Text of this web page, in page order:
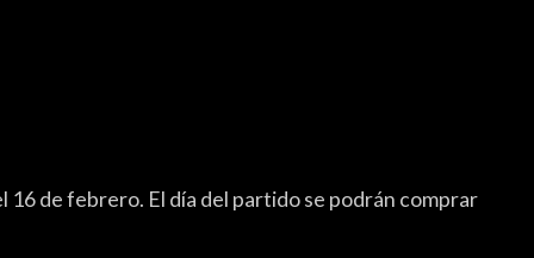
16 de febrero. El día del partido se podrán comprar